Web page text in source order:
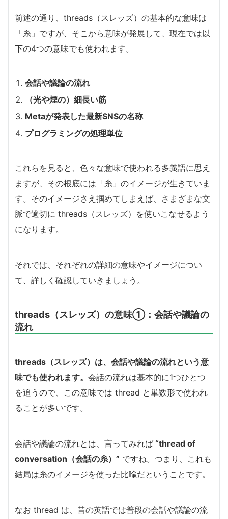
前述の通り、threads（スレッズ）の基本的な意味は
「糸」ですが、そこから意味が発展して、現在では以
下の4つの意味でも使われます。
会話や議論の流れ
（光や煙の）細長い筋
Metaが発表した最新SNSの名称
プログラミングの処理単位
これらを見ると、色々な意味で使われる多義語に思え
ますが、その根底には「糸」のイメージが生きていま
す。そのイメージさえ掴めてしまえば、さまざまな文
脈で適切に threads（スレッズ）を使いこなせるよう
になります。
それでは、それぞれの詳細の意味やイメージについ
て、詳しく確認していきましょう。
threads（スレッズ）の意味①：会話や議論の
流れ
threads（スレッズ）は、会話や議論の流れという意
味でも使われます。 会話の流れは基本的に1つひとつ
を追うので、この意味では thread と単数形で使われ
ることが多いです。
会話や議論の流れとは、言ってみれば “thread of
conversation（会話の糸）” ですね。つまり、これも
結局は糸のイメージを使った比喩だということです。
なお thread は、昔の英語では普段の会話や議論の流